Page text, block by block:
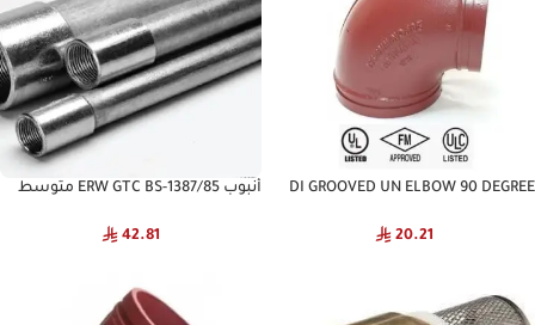
DI GROOVED UN ELBOW 90 DEGREE
20.21
أنبوب ERW GTC BS-1387/85 متوسط
42.81